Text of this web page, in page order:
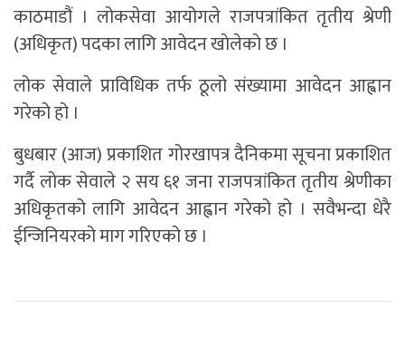
काठमाडौं । लोकसेवा आयोगले राजपत्रांकित तृतीय श्रेणी
(अधिकृत) पदका लागि आवेदन खाेलेकाे छ ।
लोक सेवाले प्राविधिक तर्फ ठूलो संख्यामा आवेदन आह्वान
गरेको हो ।
बुधबार (आज) प्रकाशित गोरखापत्र दैनिकमा सूचना प्रकाशित
गर्दै लोक सेवाले २ सय ६१ जना राजपत्रांकित तृतीय श्रेणीका
अधिकृतको लागि आवेदन आह्वान गरेको हो । सवैभन्दा धेरै
ईन्जिनियरको माग गरिएको छ ।